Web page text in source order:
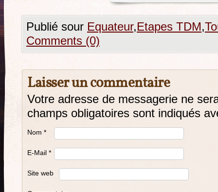
Publié sour Equateur,Etapes TDM,
Comments (0)
Laisser un commentaire
Votre adresse de messagerie ne
champs obligatoires sont indiqués
Nom *
E-Mail *
Site web